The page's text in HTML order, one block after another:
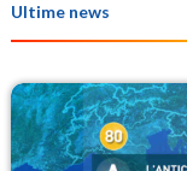
Ultime news